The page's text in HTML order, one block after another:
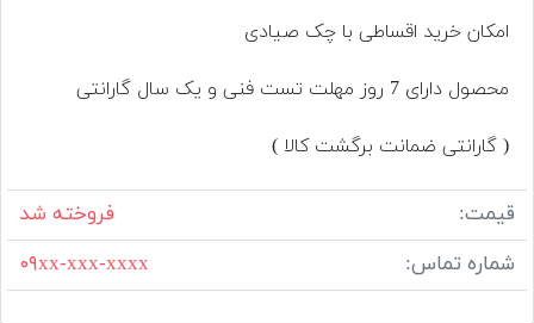
لیست
دوربین
بله
امکان خرید اقساطی با چک صیادی
محصول دارای 7 روز مهلت تست فنی و یک سال گارانتی
( گارانتی ضمانت برگشت کالا )
قیمت:
فروخته شد
شماره تماس:
۰۹xx-xxx-xxxx